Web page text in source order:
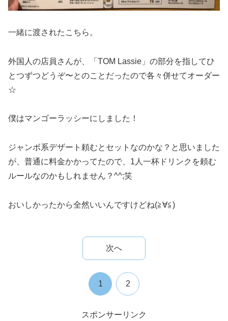
一緒に渡されたこちら。
外国人の店員さんが、「TOM Lassie」の部分を指してひ
とつずつどうぞ〜とのことだったので各々併せてオーダー
☆
僕はマンゴーラッシーにしました！
ジャンボ系デザート頼むとセットなのかな？と思いました
が、普通に料金かかってたので、1人一杯ドリンクを頼む
ルールなのかもしれません？^^;笑
おいしかったから全然いいんですけどね(≧∀≦)
次へ
1 2
スポンサーリンク